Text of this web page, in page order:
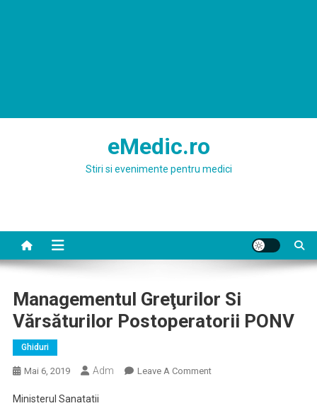
eMedic.ro
Stiri si evenimente pentru medici
Managementul Greţurilor Si
Vărsăturilor Postoperatorii PONV
Ghiduri
Mai 6, 2019 Adm Leave A CommentOn
Ministerul Sanatatii